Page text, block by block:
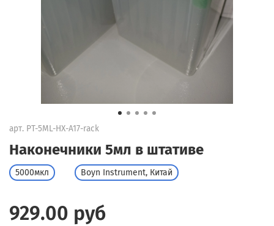
арт. PT-5ML-HX-A17-rack
Наконечники 5мл в штативе
5000мкл Boyn Instrument, Китай
929.00 руб